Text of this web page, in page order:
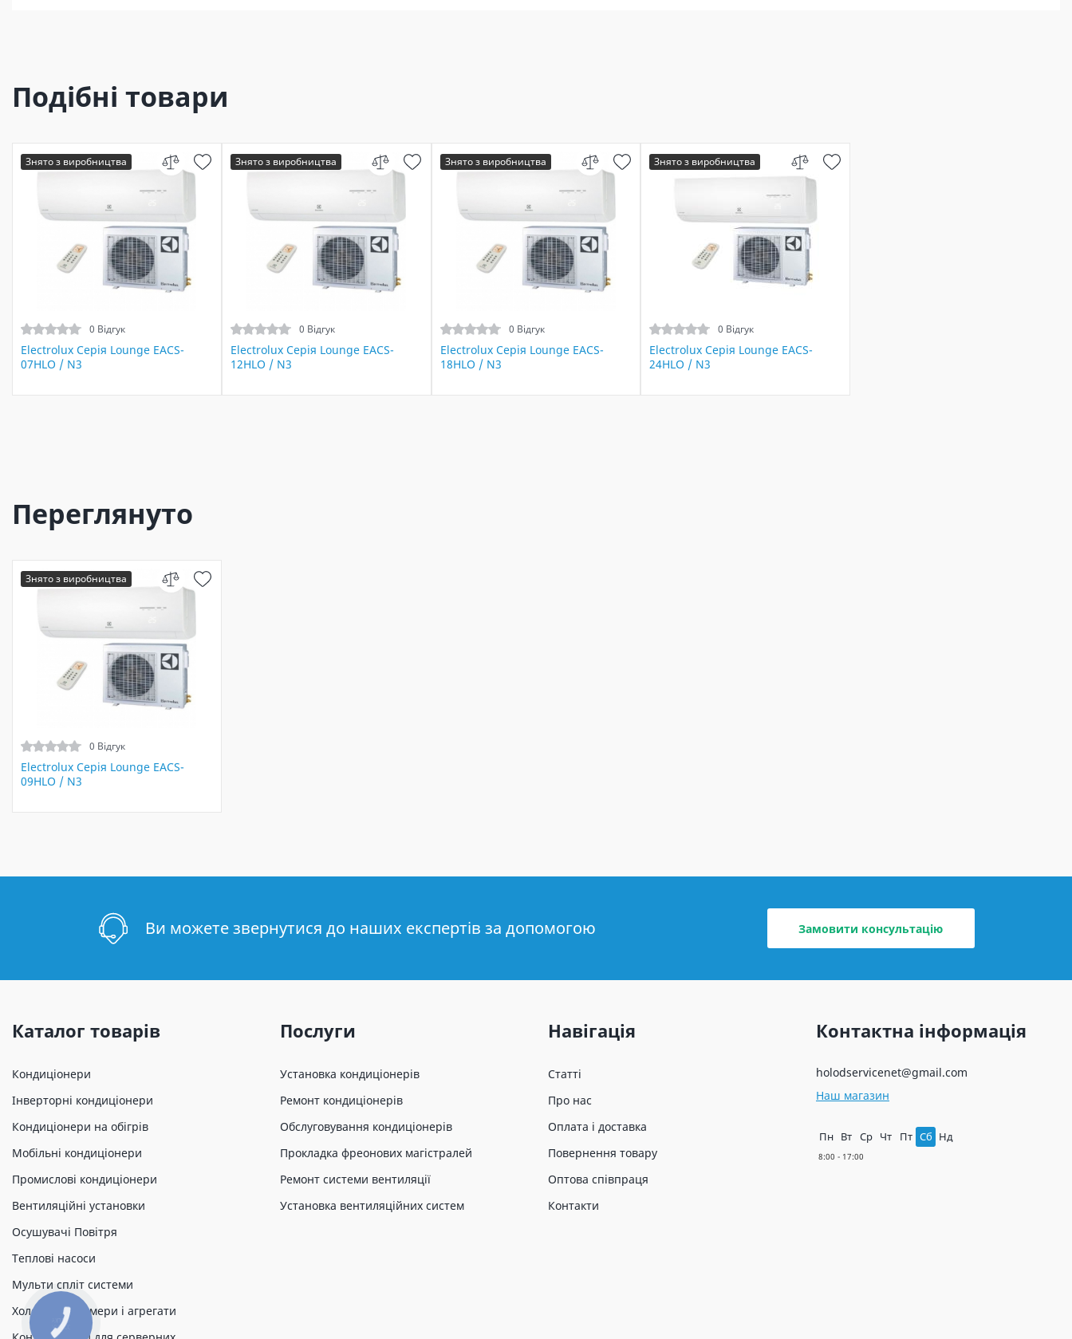
Подібні товари
Знято з виробництва
0 Відгук
Electrolux Серія Lounge EACS-
07HLO / N3
Знято з виробництва
0 Відгук
Electrolux Серія Lounge EACS-
12HLO / N3
Знято з виробництва
0 Відгук
Electrolux Серія Lounge EACS-
18HLO / N3
Знято з виробництва
0 Відгук
Electrolux Серія Lounge EACS-
24HLO / N3
Переглянуто
Знято з виробництва
0 Відгук
Electrolux Серія Lounge EACS-
09HLO / N3
Ви можете звернутися до наших експертів за допомогою Замовити консультацію
Каталог товарів
Кондиціонери
Інверторні кондиціонери
Кондиціонери на обігрів
Мобільні кондиціонери
Промислові кондиціонери
Вентиляційні установки
Осушувачі Повітря
Теплові насоси
Мульти спліт системи
Холодильні камери і агрегати
Послуги
Установка кондиціонерів
Ремонт кондиціонерів
Обслуговування кондиціонерів
Прокладка фреонових магістралей
Ремонт системи вентиляції
Установка вентиляційних систем
Навігація
Статті
Про нас
Оплата і доставка
Повернення товару
Оптова співпраця
Контакти
Контактна інформація
holodservicenet@gmail.com
Наш магазин
Пн Вт Ср Чт Пт Сб Нд